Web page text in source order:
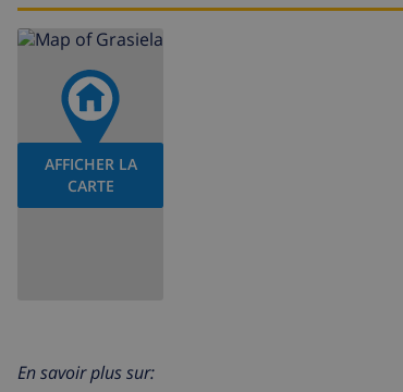
AFFICHER LA
CARTE
En savoir plus sur: